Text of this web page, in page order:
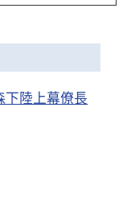
下陸上幕僚長